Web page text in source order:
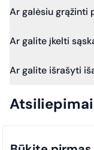
Ar galėsiu grąžinti
Bet jei praeis daugiau
Ar galite įkelti
Nuo 2025 m. sausio 1
sistemą. Šis
užtikrinti skaidrumą ir
Ar galite išrašyti
Atsiliepimai